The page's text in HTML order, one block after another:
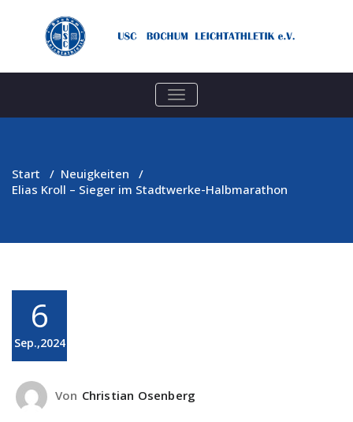
TOGGLE
NAVIGATION
Start / Neuigkeiten /
Elias Kroll – Sieger im Stadtwerke-Halbmarathon
6
Sep.,2024
Von Christian Osenberg